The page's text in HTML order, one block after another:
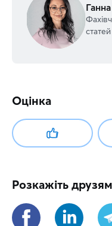
Оцінка
Розкажіть друзям